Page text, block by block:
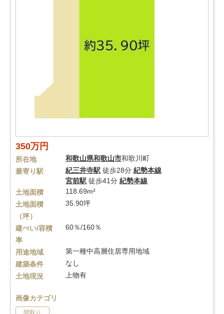
350万円
所在地 和歌山県和歌山市和歌川町
最寄り駅
紀三井寺駅 徒歩28分 紀勢本線
宮前駅 徒歩41分 紀勢本線
土地面積
118.69m²
土地面積
（坪）
35.90坪
建ぺい/容積
率
60％/160％
用途地域
第一種中高層住居専用地域
建築条件
なし
土地現況
上物有
画像カテゴリ
間取り